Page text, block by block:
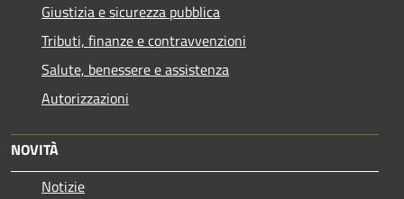
Giustizia e sicurezza pubblica
Tributi, finanze e contravvenzioni
Salute, benessere e assistenza
Autorizzazioni
NOVITÀ
Notizie